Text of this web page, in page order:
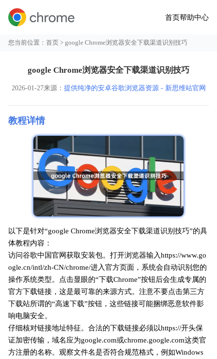
首页帮助中心
您当前位置：首页 > google Chrome浏览器安全下载渠道识别技巧
google Chrome浏览器安全下载渠道识别技巧
2026-01-27来源： 提供纯净的安卓谷歌浏览器资源 - 新思维站官网
教程详情
以下是针对“google Chrome浏览器安全下载渠道识别技巧”的具
体教程内容：
访问谷歌中国官网获取安装包。打开浏览器输入https://www.go
ogle.cn/intl/zh-CN/chrome/进入官方页面，系统会自动识别您的
操作系统类型。点击显眼的“下载Chrome”按钮后会生成专属的
官方下载链接，这是最可靠的来源方式。注意不要点击第三方
下载站所谓的“高速下载”按钮，这些链接可能捆绑恶意软件影
响电脑安全。
仔细核对链接地址特征。合法的下载链接必须以https://开头保
证加密传输，域名应为google.com或chrome.google.com这类官
方注册的名称。观察文件名是否符合规范格式，例如Windows